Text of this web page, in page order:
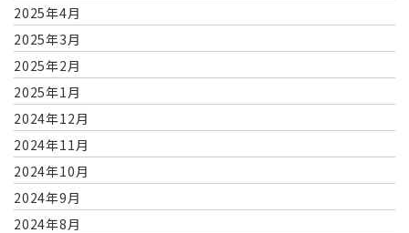
2025年4月
2025年3月
2025年2月
2025年1月
2024年12月
2024年11月
2024年10月
2024年9月
2024年8月